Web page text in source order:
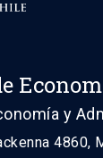
y
4860,